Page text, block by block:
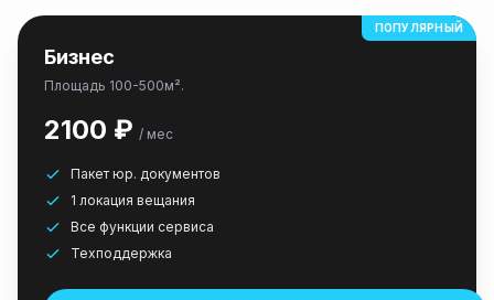
ПОПУЛЯРНЫЙ
Бизнес
Площадь 100-500м².
2100 ₽ / мес
Пакет юр. документов
1 локация вещания
Все функции сервиса
Техподдержка